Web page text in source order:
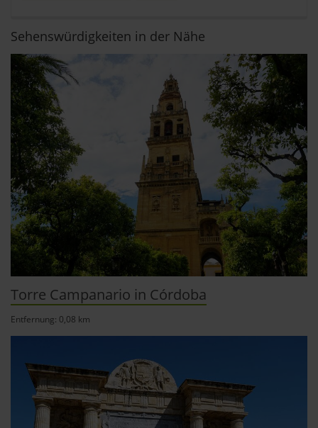
Sehenswürdigkeiten in der Nähe
Torre Campanario in Córdoba
Entfernung: 0,08 km